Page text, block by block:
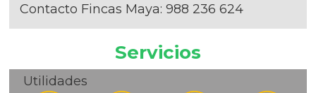
Contacto Fincas Maya:988 236 624
Servicios
Utilidades